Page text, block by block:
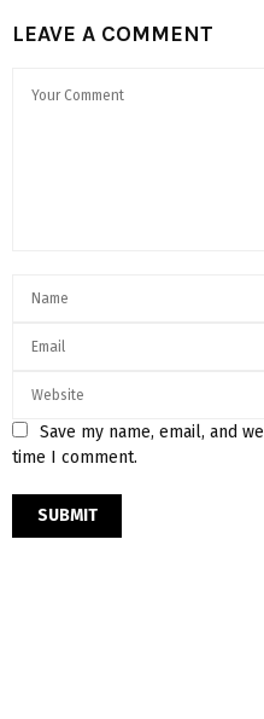
LEAVE A COMMENT
Save my name, email, and
time I comment.